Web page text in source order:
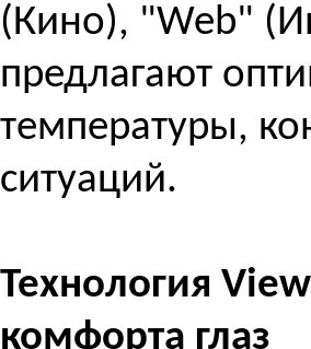
(Кино), "Web"
предлагают
температуры,
ситуаций.
Технология
комфорта глаз